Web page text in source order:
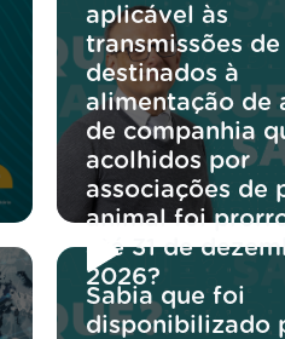
aplicável às
transmissões de
destinados à
alimentação de
de companhia
acolhidos por
associações de
animal foi
até 31 de
2026?
Sabia que foi
disponibilizado